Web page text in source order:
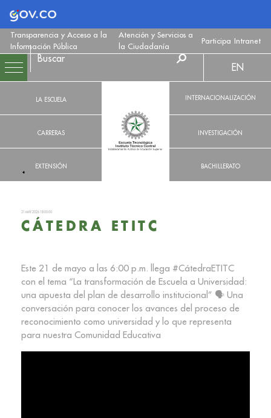
Logo Gobierno de Colombia
Transparencia y Acceso a la
Información Pública
Atención y Servicios a
la Ciudadanía
Participa Intranet
LA ESCUELA
CARRERAS
EXTENSIÓN
EN
INTERNACIONALIZACIÓN
INVESTIGACIÓN
BACHILLERATO
21 MAY. 2026 18:00:00
CÁTEDRA ETITC
Este 21 de mayo a las 6:00 p.m. llega #CátedraETITC
con el tema “La transformación de Escuela a Universidad:
una apuesta del plan de desarrollo institucional” 🗣️ Una
conversación para conocer los avances del proceso de
reconocimiento como universidad y lo que representa
para nuestra Comunidad Educativa